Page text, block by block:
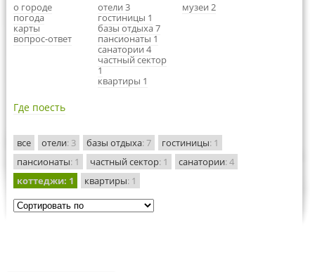
о городе
погода
карты
вопрос-ответ
отели 3
гостиницы 1
базы отдыха 7
пансионаты 1
санатории 4
частный сектор
1
квартиры 1
музеи 2
Где поесть
все отели: 3 базы отдыха: 7 гостиницы: 1
пансионаты: 1 частный сектор: 1 санатории: 4
коттеджи: 1 квартиры: 1